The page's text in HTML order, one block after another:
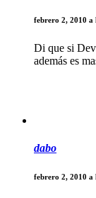
febrero 2, 2010 a
Di que si
además es
dabo
febrero 2, 2010 a